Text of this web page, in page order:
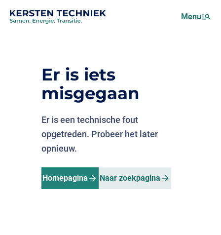
Over ons
Projecten
Menu
Er is iets
misgegaan
Er is een technische fout
opgetreden. Probeer het later
opnieuw.
Homepagina Naar zoekpagina